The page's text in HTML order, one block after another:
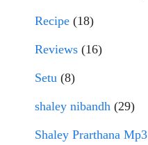
Recipe (18)
Reviews (16)
Setu (8)
shaley nibandh (29)
Shaley Prarthana Mp3